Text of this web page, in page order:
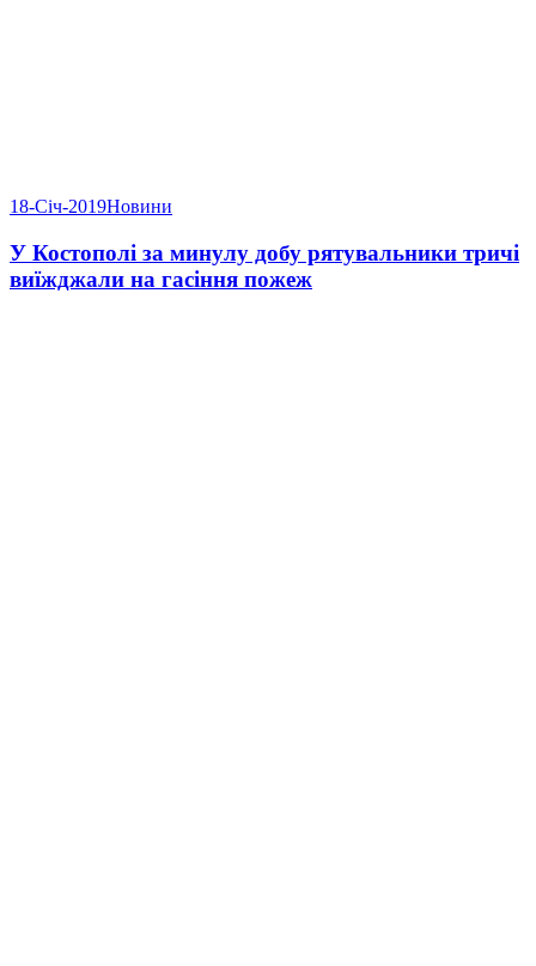
18-Січ-2019Новини
У Костополі за минулу добу рятувальники тричі
виїжджали на гасіння пожеж